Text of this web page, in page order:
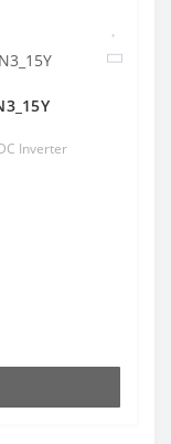
Inverter